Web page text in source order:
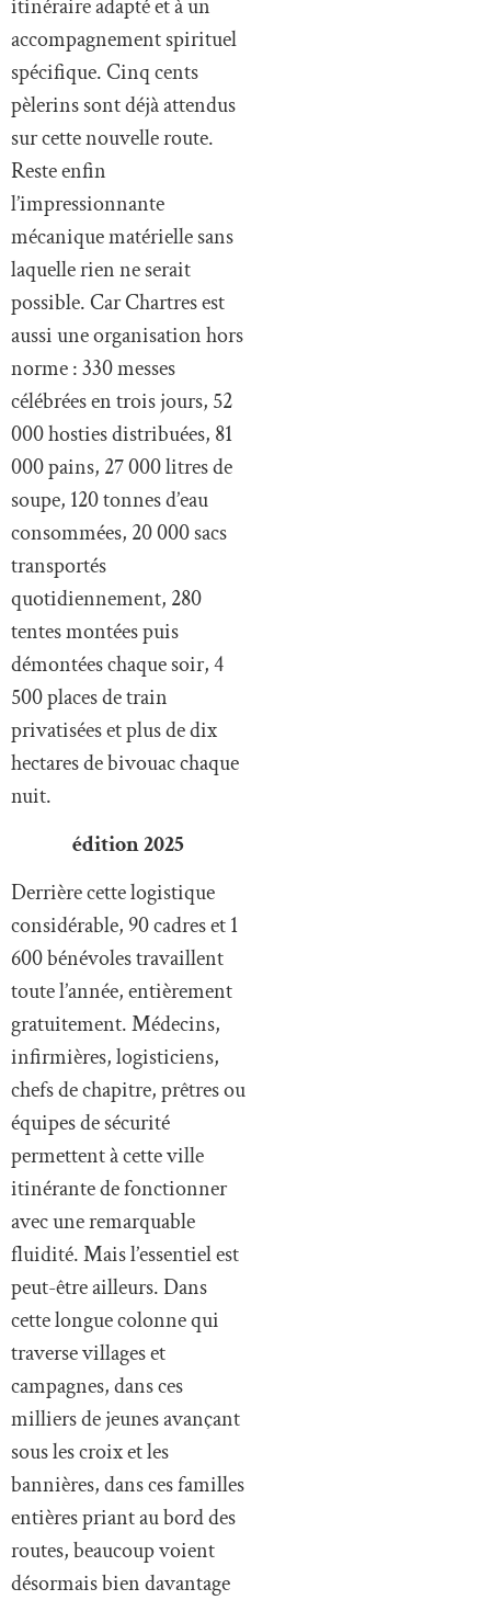
itinéraire adapté et à un
accompagnement spirituel
spécifique. Cinq cents
pèlerins sont déjà attendus
sur cette nouvelle route.
Reste enfin
l’impressionnante
mécanique matérielle sans
laquelle rien ne serait
possible. Car Chartres est
aussi une organisation hors
norme : 330 messes
célébrées en trois jours, 52
000 hosties distribuées, 81
000 pains, 27 000 litres de
soupe, 120 tonnes d’eau
consommées, 20 000 sacs
transportés
quotidiennement, 280
tentes montées puis
démontées chaque soir, 4
500 places de train
privatisées et plus de dix
hectares de bivouac chaque
nuit.
édition 2025
Derrière cette logistique
considérable, 90 cadres et 1
600 bénévoles travaillent
toute l’année, entièrement
gratuitement. Médecins,
infirmières, logisticiens,
chefs de chapitre, prêtres ou
équipes de sécurité
permettent à cette ville
itinérante de fonctionner
avec une remarquable
fluidité. Mais l’essentiel est
peut-être ailleurs. Dans
cette longue colonne qui
traverse villages et
campagnes, dans ces
milliers de jeunes avançant
sous les croix et les
bannières, dans ces familles
entières priant au bord des
routes, beaucoup voient
désormais bien davantage